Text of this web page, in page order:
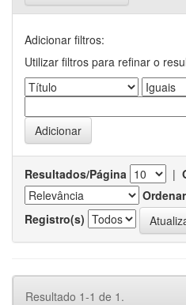
Adicionar filtros:
Utilizar filtros para refinar o
Resultados/Página |
Ordenar
Registro(s)
Resultado 1-1 de 1.